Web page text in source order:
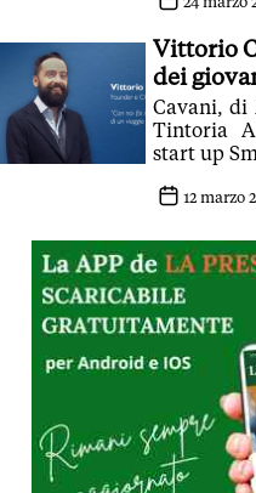
Vittorio
dei
Cavani, di
Tintoria
start up
12 marzo